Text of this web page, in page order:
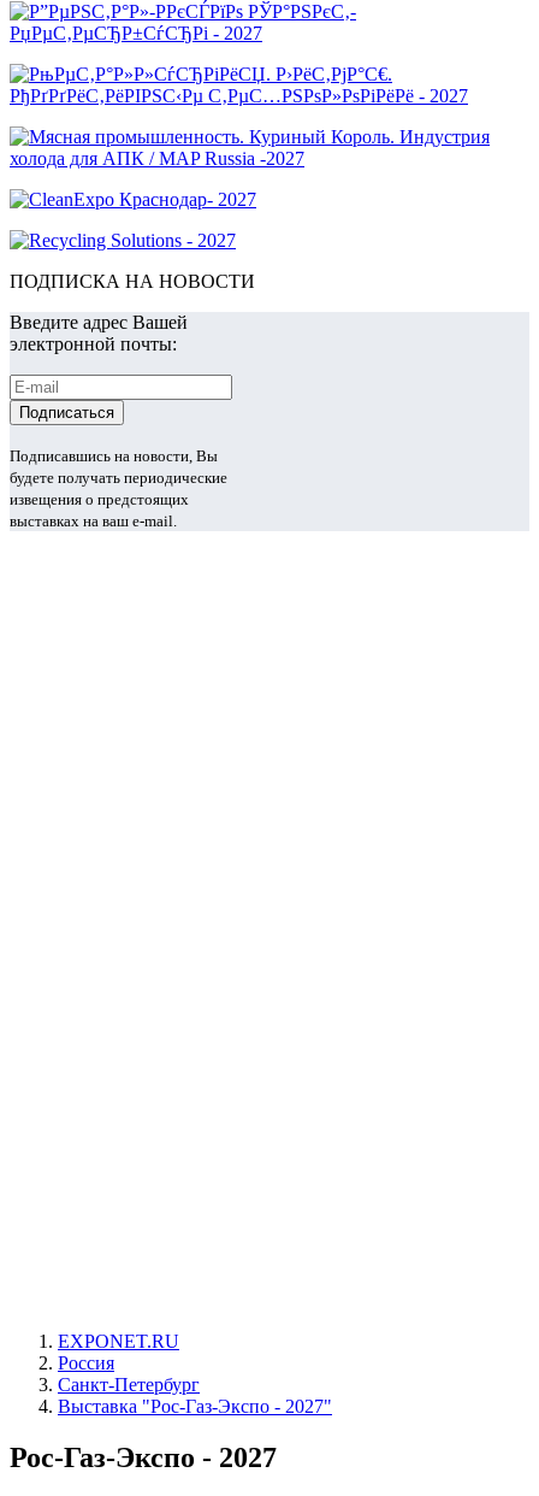
ПОДПИСКА НА НОВОСТИ
Введите адрес Вашей
электронной почты:
Подписавшись на новости, Вы
будете получать периодические
извещения о предстоящих
выставках на ваш e-mail.
EXPONET.RU
Россия
Санкт-Петербург
Выставка "Рос-Газ-Экспо - 2027"
Рос-Газ-Экспо - 2027